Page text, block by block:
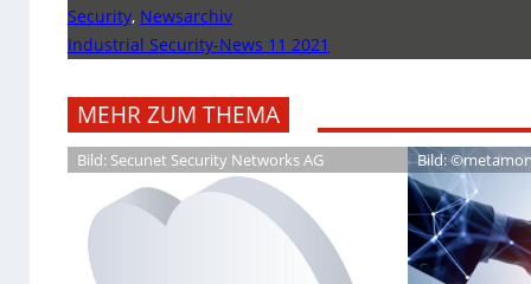
Security, Newsarchiv
Industrial Security-News 11 2021
MEHR ZUM THEMA
Bild: Secunet Security Networks AG Bild: